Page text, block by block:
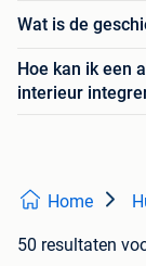
Wat is de
Hoe kan ik een
interieur
Home
50 resultaten